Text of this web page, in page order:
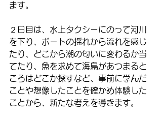
ます。
２日目は、水上タクシーにのって河川
を下り、ボートの揺れから流れを感じ
たり、どこから潮の匂いに変わるか当
てたり、魚を求めて海鳥があつまると
ころはどこか探すなど、事前に学んだ
ことや想像したことを確かめ体験した
ことから、新たな考えを導きます。